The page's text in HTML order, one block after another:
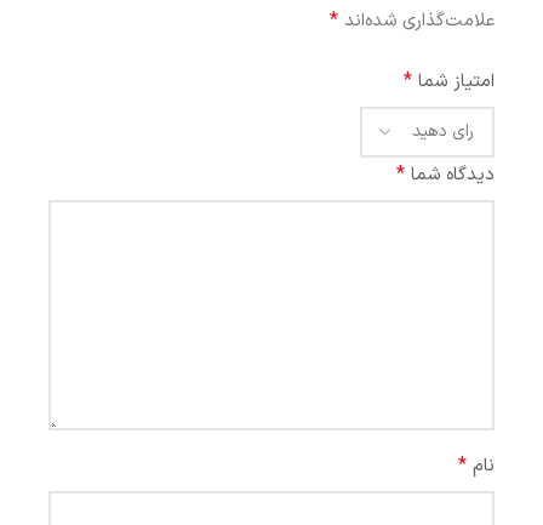
علامت‌گذاری شده‌اند *
امتیاز شما *
دیدگاه شما *
نام *